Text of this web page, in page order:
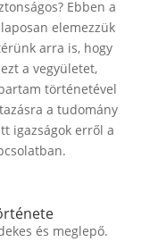
Ebben a
elemezzük
arra is, hogy
a vegyületet,
történetével
a tudomány
igazságok erről a
és meglepő.